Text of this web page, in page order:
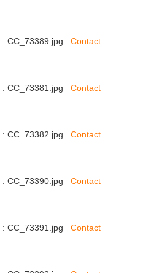
: CC_73389.jpg Contact
: CC_73381.jpg Contact
: CC_73382.jpg Contact
: CC_73390.jpg Contact
: CC_73391.jpg Contact